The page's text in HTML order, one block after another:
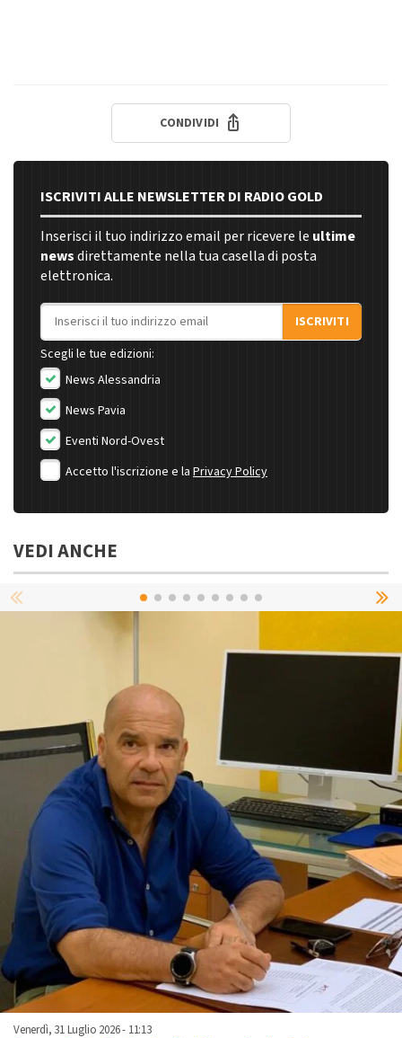
CONDIVIDI
ISCRIVITI ALLE NEWSLETTER DI RADIO GOLD
Inserisci il tuo indirizzo email per ricevere le ultime
newsdirettamente nella tua casella di posta
elettronica.
Indirizzo email
ISCRIVITI
Scegli le tue edizioni:
News Alessandria
News Pavia
Eventi Nord-Ovest
Accetto l'iscrizione e la Privacy Policy
VEDI ANCHE
Venerdì, 31 Luglio 2026 - 11:13